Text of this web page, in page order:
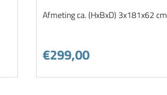
Afmeting ca. (HxBxD) 3x181x62 cm
€299,00